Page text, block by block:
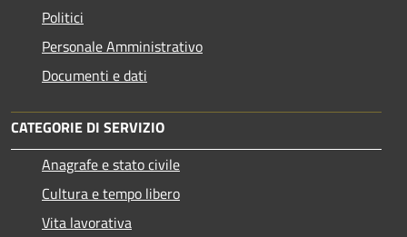
Politici
Personale Amministrativo
Documenti e dati
CATEGORIE DI SERVIZIO
Anagrafe e stato civile
Cultura e tempo libero
Vita lavorativa